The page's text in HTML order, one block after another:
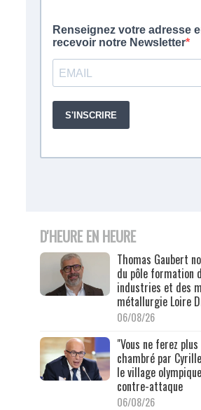
D'HEURE EN HEURE
Thomas Gaubert
du pôle formation
industries et des
métallurgie Loire
06/08/26
"Vous ne ferez
chambré par
le village
contre-attaque
06/08/26